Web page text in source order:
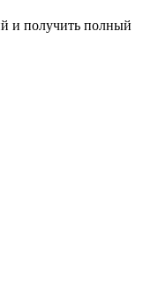
и получить полный